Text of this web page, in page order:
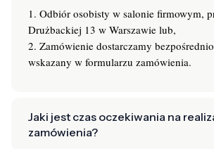
1. Odbiór osobisty w salonie firmowym,
Drużbackiej 13 w Warszawie lub,
2. Zamówienie dostarczamy
wskazany w formularzu zamówienia.
Jaki jest czas oczekiwania na
zamówienia?